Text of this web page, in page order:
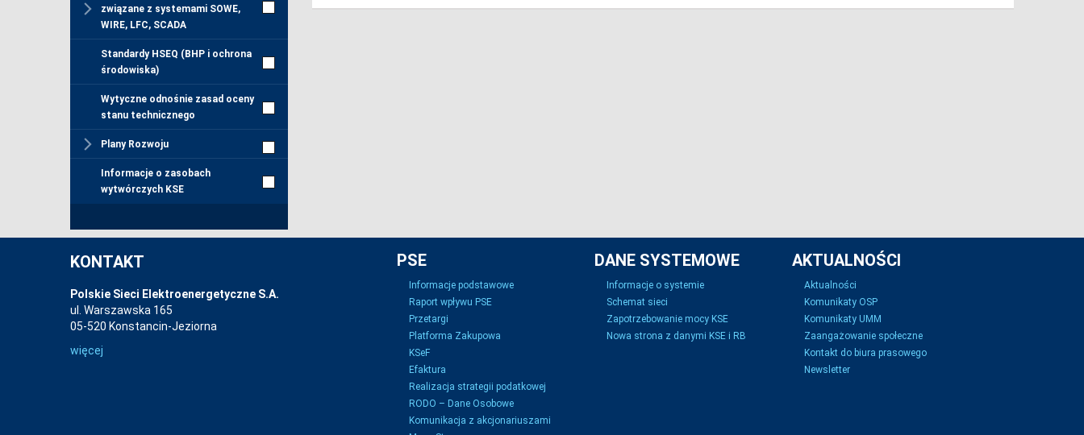
związane z systemami SOWE,
WIRE, LFC, SCADA
Standardy HSEQ (BHP i ochrona
środowiska)
Wytyczne odnośnie zasad oceny
stanu technicznego
Plany Rozwoju
Informacje o zasobach
wytwórczych KSE
KONTAKT
Polskie Sieci Elektroenergetyczne S.A.
ul. Warszawska 165
05-520 Konstancin-Jeziorna
więcej
PSE
Informacje podstawowe
Raport wpływu PSE
Przetargi
Platforma Zakupowa
KSeF
Efaktura
Realizacja strategii podatkowej
RODO – Dane Osobowe
Komunikacja z akcjonariuszami
DANE SYSTEMOWE
Informacje o systemie
Schemat sieci
Zapotrzebowanie mocy KSE
Nowa strona z danymi KSE i RB
AKTUALNOŚCI
Aktualności
Komunikaty OSP
Komunikaty UMM
Zaangażowanie społeczne
Kontakt do biura prasowego
Newsletter